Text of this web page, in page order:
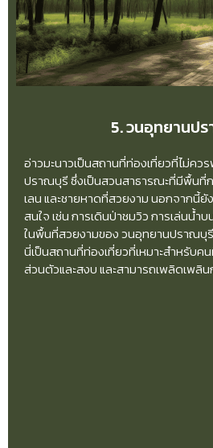
5. วนอุทยานป
อ่าวมะนาวเป็นสถานที่ท่องเที่ยวที่ไม่คว
ปราณบุรี ซึ่งเป็นสวนสาธารณะที่มีพื้นที่ก
เลน และชายหาดที่สวยงาม นอกจากนี้
สนใจ เช่น การเดินป่าชมวิว การเล่นน้ำ
ในพื้นที่สวยงามของ วนอุทยานปราณบุ
นี่เป็นสถานที่ท่องเที่ยวที่เหมาะสำหรับค
ส่วนตัวและสงบ และสามารถเพลิดเพลิ